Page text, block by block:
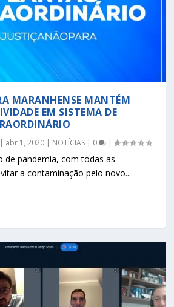
MARANHENSE MANTÉM
EM SISTEMA DE
| abr 1, 2020 | NOTÍCIAS | 0 |
de pandemia, com todas as
a contaminação pelo novo...